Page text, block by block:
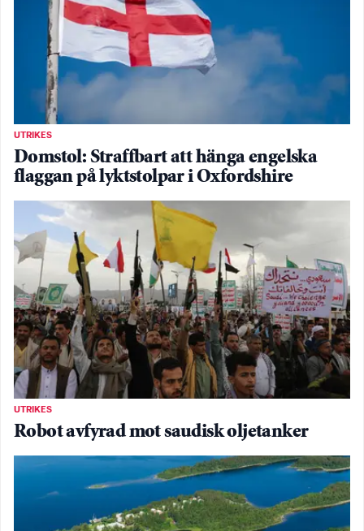
UTRIKES
Domstol: Straffbart att hänga engelska
flaggan på lyktstolpar i Oxfordshire
UTRIKES
Robot avfyrad mot saudisk oljetanker